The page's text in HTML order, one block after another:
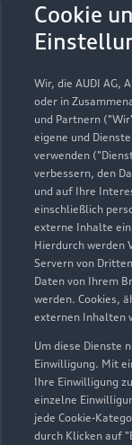
Cookie
Wir, die AUDI AG,
oder in
und Partnern
eigene und
verwenden
verbessern, den
und auf Ihre
einschließlich
externe Inhalte
Hierdurch werden
Servern von
Daten von Ihrem
werden. Cookies,
externen Inhalten
Um diese Dienste
Einwilligung. Mit
Ihre Einwilligung
einzelne
jede Cookie-
durch Klicken auf
USB
USB Power-
komfortables
oder Laptops.
Zur Audi
Audi
Sommer